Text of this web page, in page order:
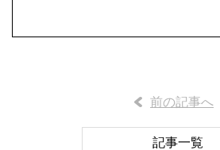
前の記事へ
記事一覧